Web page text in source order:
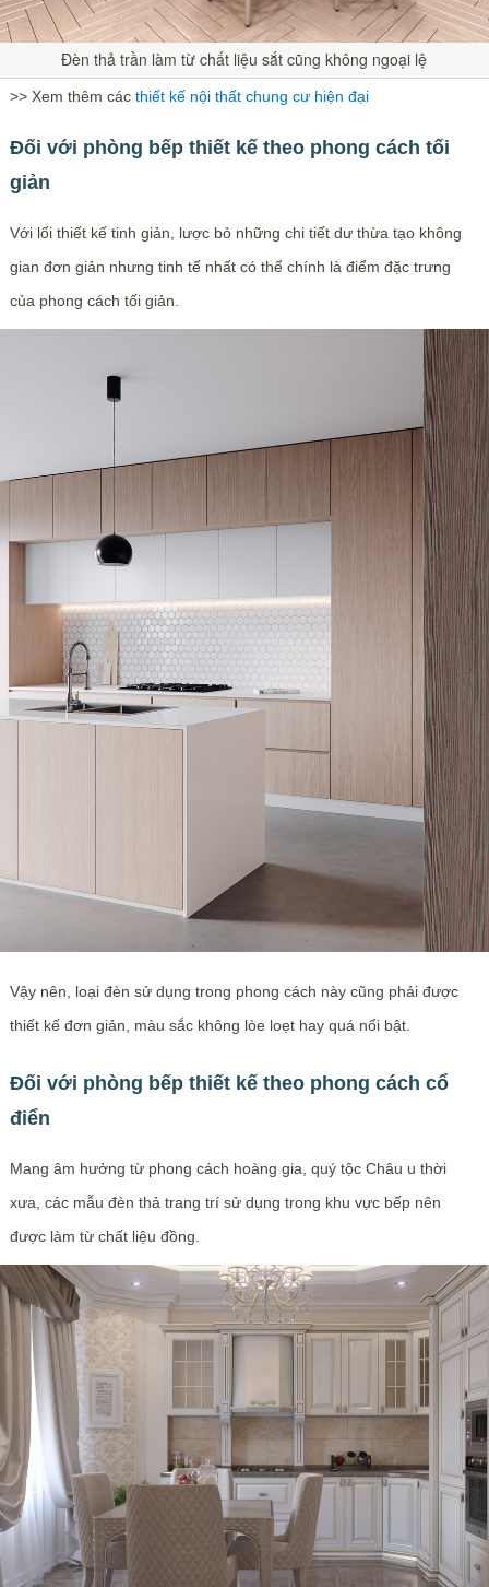
Đèn thả trần làm từ chất liệu sắt cũng không ngoại lệ
>> Xem thêm các thiết kế nội thất chung cư hiện đại
Đối với phòng bếp thiết kế theo phong cách tối
giản
Với lối thiết kế tinh giản, lược bỏ những chi tiết dư thừa tạo không
gian đơn giản nhưng tinh tế nhất có thể chính là điểm đặc trưng
của phong cách tối giản.
Vậy nên, loại đèn sử dụng trong phong cách này cũng phải được
thiết kế đơn giản, màu sắc không lòe loẹt hay quá nổi bật.
Đối với phòng bếp thiết kế theo phong cách cổ
điển
Mang âm hưởng từ phong cách hoàng gia, quý tộc Châu u thời
xưa, các mẫu đèn thả trang trí sử dụng trong khu vực bếp nên
được làm từ chất liệu đồng.